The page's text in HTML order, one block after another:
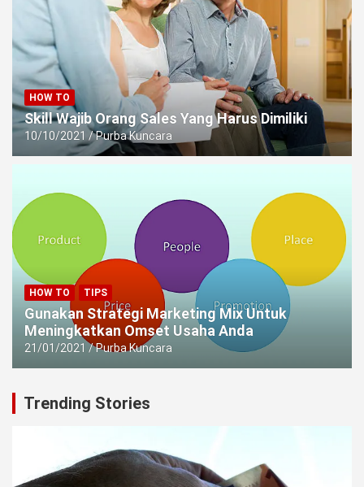
HOW TO
Skill Wajib Orang Sales Yang Harus Dimiliki
10/10/2021 Purba Kuncara
HOW TO TIPS
Gunakan Strategi Marketing Mix Untuk
Meningkatkan Omset Usaha Anda
21/01/2021 Purba Kuncara
Trending Stories